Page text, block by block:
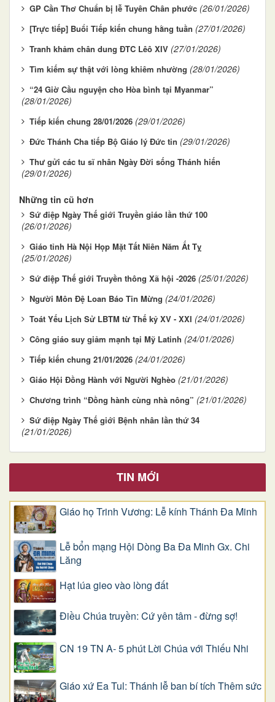
GP Cần Thơ Chuẩn bị lễ Tuyên Chân phước (26/01/2026)
[Trực tiếp] Buổi Tiếp kiến chung hằng tuần (27/01/2026)
Tranh khảm chân dung ĐTC Lêô XIV (27/01/2026)
Tìm kiếm sự thật với lòng khiêm nhường (28/01/2026)
“24 Giờ Cầu nguyện cho Hòa bình tại Myanmar”
(28/01/2026)
Tiếp kiến chung 28/01/2026 (29/01/2026)
Đức Thánh Cha tiếp Bộ Giáo lý Đức tin (29/01/2026)
Thư gửi các tu sĩ nhân Ngày Đời sống Thánh hiến
(29/01/2026)
Những tin cũ hơn
Sứ điệp Ngày Thế giới Truyền giáo lần thứ 100
(26/01/2026)
Giáo tỉnh Hà Nội Họp Mặt Tất Niên Năm Ất Tỵ
(25/01/2026)
Sứ điệp Thế giới Truyền thông Xã hội -2026 (25/01/2026)
Người Môn Đệ Loan Báo Tin Mừng (24/01/2026)
Toát Yếu Lịch Sử LBTM từ Thế kỷ XV - XXI (24/01/2026)
Công giáo suy giảm mạnh tại Mỹ Latinh (24/01/2026)
Tiếp kiến chung 21/01/2026 (24/01/2026)
Giáo Hội Đồng Hành với Người Nghèo (21/01/2026)
Chương trình “Đồng hành cùng nhà nông” (21/01/2026)
Sứ điệp Ngày Thế giới Bệnh nhân lần thứ 34
(21/01/2026)
TIN MỚI
Giáo họ Trinh Vương: Lễ kính Thánh Đa Minh
Lễ bổn mạng Hội Dòng Ba Đa Minh Gx. Chi
Lăng
Hạt lúa gieo vào lòng đất
Điều Chúa truyền: Cứ yên tâm - đừng sợ!
CN 19 TN A- 5 phút Lời Chúa với Thiếu Nhi
Giáo xứ Ea Tul: Thánh lễ ban bí tích Thêm sức